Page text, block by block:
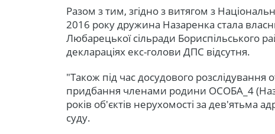
Разом з тим, згідно з витягом з
2016 року дружина Назаренка стала
Любарецької сільради Бориспільського
деклараціях екс-голови ДПС відсутня.
"Також під час досудового
придбання членами родини ОСОБА_4
років об'єктів нерухомості за дев'ятьма
суду.